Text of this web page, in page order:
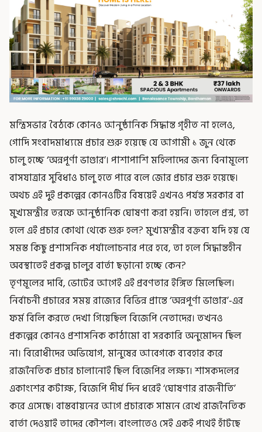
মন্ত্রিসভার বৈঠকে কোনও আনুষ্ঠানিক সিদ্ধান্ত গৃহীত না হলেও,
গোদি সংবাদমাধ্যমে প্রচার শুরু হয়েছে যে আগামী ১ জুন থেকে
চালু হচ্ছে ‘অন্নপূর্ণা ভাণ্ডার’। পাশাপাশি মহিলাদের জন্য বিনামূল্যে
বাসযাত্রার সুবিধাও চালু হতে পারে বলে জোর প্রচার শুরু হয়েছে।
অথচ এই দুই প্রকল্পের কোনওটির বিষয়েই এখনও পর্যন্ত সরকার বা
মুখ্যমন্ত্রীর তরফে আনুষ্ঠানিক ঘোষণা করা হয়নি। তাহলে প্রশ্ন, তা
হলে এই প্রচার কোথা থেকে শুরু হল? মুখ্যমন্ত্রীর বক্তব্য যদি হয় যে
সমস্ত কিছু প্রশাসনিক পর্যালোচনার পরে হবে, তা হলে সিদ্ধান্তহীন
অবস্থাতেই প্রকল্প চালুর বার্তা ছড়ানো হচ্ছে কেন?
তৃণমূলের দাবি, ভোটের আগেই এই প্রবণতার ইঙ্গিত মিলেছিল।
নির্বাচনী প্রচারের সময় রাজ্যের বিভিন্ন প্রান্তে ‘অন্নপূর্ণা ভাণ্ডার’-এর
ফর্ম বিলি করতে দেখা গিয়েছিল বিজেপি নেতাদের। তখনও
প্রকল্পের কোনও প্রশাসনিক কাঠামো বা সরকারি অনুমোদন ছিল
না। বিরোধীদের অভিযোগ, মানুষের আবেগকে ব্যবহার করে
রাজনৈতিক প্রচার চালানোই ছিল বিজেপির লক্ষ্য। শাসকদলের
একাংশের কটাক্ষ, বিজেপি দীর্ঘ দিন ধরেই ‘ঘোষণার রাজনীতি’
করে এসেছে। বাস্তবায়নের আগে প্রচারকে সামনে রেখে রাজনৈতিক
বার্তা দেওয়াই তাদের কৌশল। বাংলাতেও সেই একই পথেই হাঁটছে